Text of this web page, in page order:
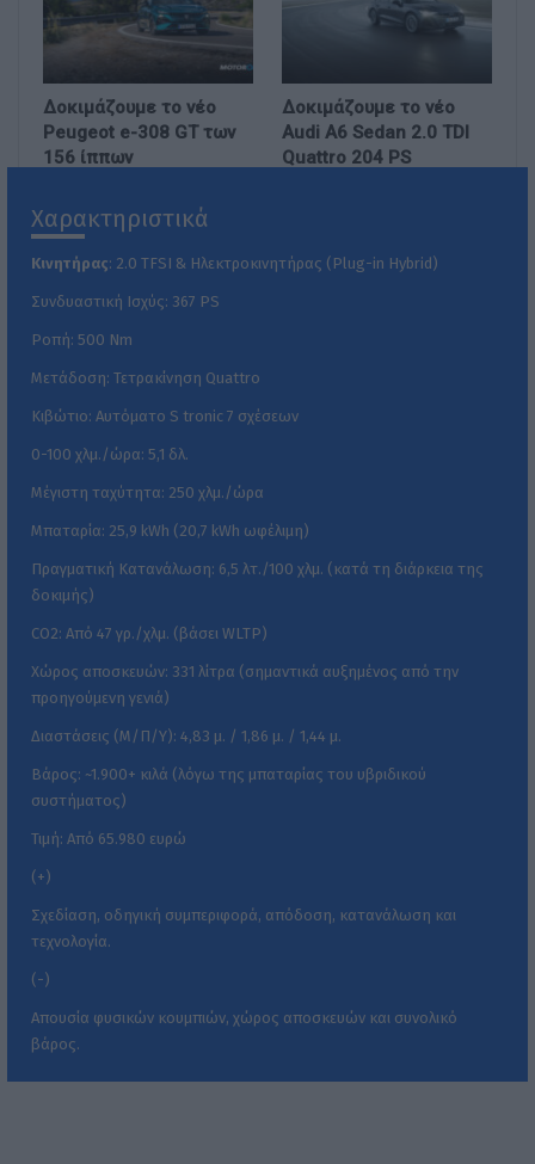
Δοκιμάζουμε το νέο
Peugeot e-308 GT των
156 ίππων
Δοκιμάζουμε το νέο
Audi A6 Sedan 2.0 TDI
Quattro 204 PS
Χαρακτηριστικά
Κινητήρας: 2.0 TFSI & Ηλεκτροκινητήρας (Plug-in Hybrid)
Συνδυαστική Ισχύς: 367 PS
Ροπή: 500 Nm
Μετάδοση: Τετρακίνηση Quattro
Κιβώτιο: Αυτόματο S tronic 7 σχέσεων
0-100 χλμ./ώρα: 5,1 δλ.
Μέγιστη ταχύτητα: 250 χλμ./ώρα
Μπαταρία: 25,9 kWh (20,7 kWh ωφέλιμη)
Πραγματική Κατανάλωση: 6,5 λτ./100 χλμ. (κατά τη διάρκεια της
δοκιμής)
CO2: Από 47 γρ./χλμ. (βάσει WLTP)
Χώρος αποσκευών: 331 λίτρα (σημαντικά αυξημένος από την
προηγούμενη γενιά)
Διαστάσεις (Μ/Π/Υ): 4,83 μ. / 1,86 μ. / 1,44 μ.
Βάρος: ~1.900+ κιλά (λόγω της μπαταρίας του υβριδικού
συστήματος)
Τιμή: Από 65.980 ευρώ
(+)
Σχεδίαση, οδηγική συμπεριφορά, απόδοση, κατανάλωση και
τεχνολογία.
(-)
Απουσία φυσικών κουμπιών, χώρος αποσκευών και συνολικό
βάρος.